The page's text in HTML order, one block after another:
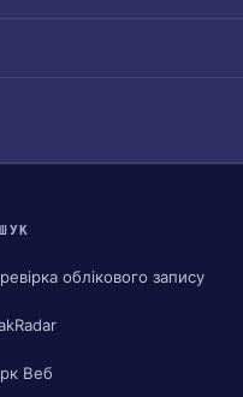
облікового запису
Веб